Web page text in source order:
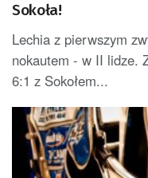
Sokoła!
Lechia z pierwszym
nokautem - w II lidze.
6:1 z Sokołem...